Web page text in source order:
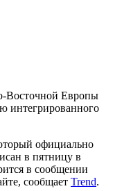
Восточной Европы
интегрированного
официально
в пятницу в
в сообщении
сообщает Trend.